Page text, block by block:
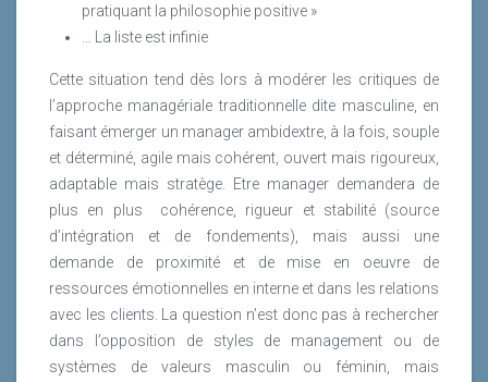
pratiquant la philosophie positive »
… La liste est infinie
Cette situation tend dès lors à modérer les critiques de
l’approche managériale traditionnelle dite masculine, en
faisant émerger un manager ambidextre, à la fois, souple
et déterminé, agile mais cohérent, ouvert mais rigoureux,
adaptable mais stratège. Etre manager demandera de
plus en plus cohérence, rigueur et stabilité (source
d’intégration et de fondements), mais aussi une
demande de proximité et de mise en oeuvre de
ressources émotionnelles en interne et dans les relations
avec les clients. La question n’est donc pas à rechercher
dans l’opposition de styles de management ou de
systèmes de valeurs masculin ou féminin, mais